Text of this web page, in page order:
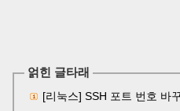
얽힌 글타래
[리눅스] SSH 포트 번호 바